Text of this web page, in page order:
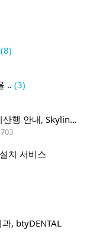
(8)
.. (3)
*시애틀 산악회, 7/22/2026, 수요일 정기산행 안내, Skyline Trail Loop(Mt. Rainier)*
치 서비스
, btyDENTAL